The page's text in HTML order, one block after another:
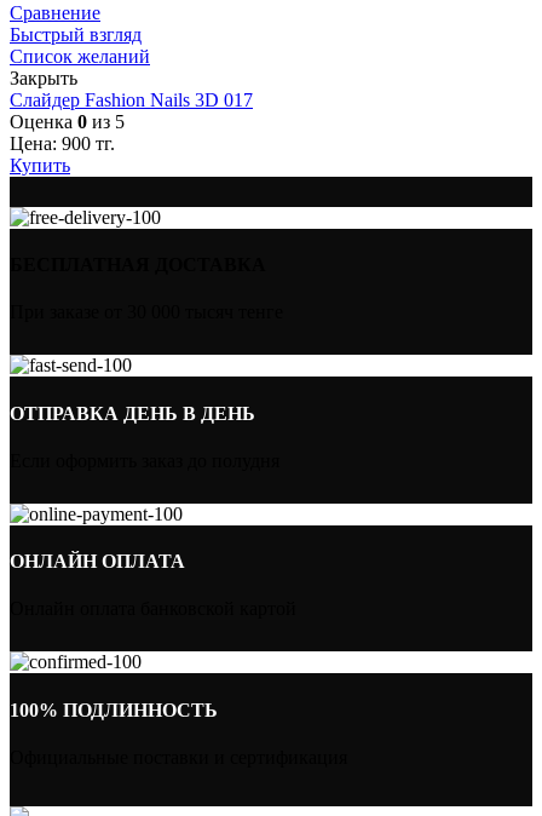
Сравнение
Быстрый взгляд
Список желаний
Закрыть
Слайдер Fashion Nails 3D 017
Оценка 0 из 5
Цена: 900 тг.
Купить
ОТПРАВКА ДЕНЬ В ДЕНЬ
ОНЛАЙН ОПЛАТА
100% ПОДЛИННОСТЬ